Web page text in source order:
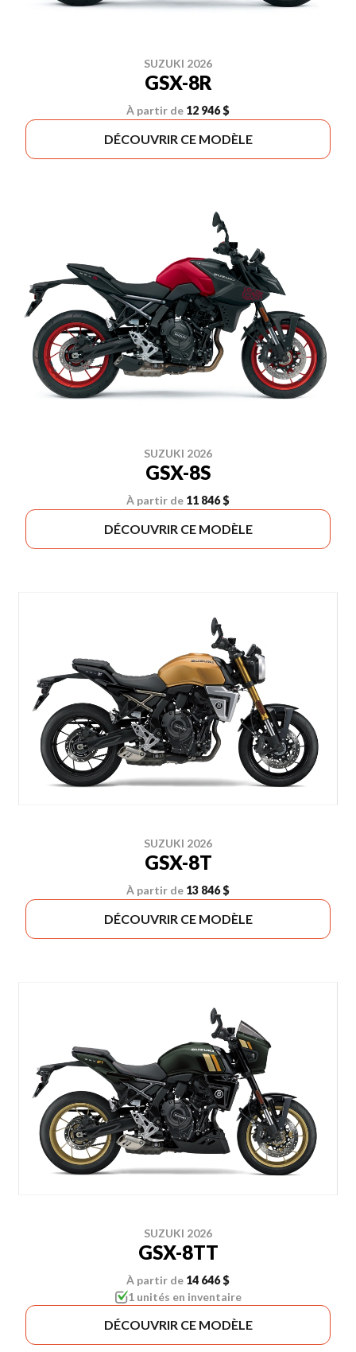
SUZUKI 2026
GSX-8R
À partir de 12 946 $
DÉCOUVRIR CE MODÈLE
SUZUKI 2026
GSX-8S
À partir de 11 846 $
DÉCOUVRIR CE MODÈLE
SUZUKI 2026
GSX-8T
À partir de 13 846 $
DÉCOUVRIR CE MODÈLE
SUZUKI 2026
GSX-8TT
À partir de 14 646 $
1 unités en inventaire
DÉCOUVRIR CE MODÈLE